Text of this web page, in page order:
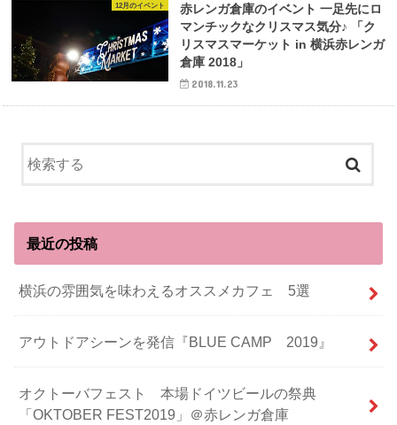
12月のイベント
赤レンガ倉庫のイベント 一足先にロ
マンチックなクリスマス気分♪ 「ク
リスマスマーケット in 横浜赤レンガ
倉庫 2018」
2018.11.23
最近の投稿
横浜の雰囲気を味わえるオススメカフェ 5選
アウトドアシーンを発信『BLUE CAMP 2019』
オクトーバフェスト 本場ドイツビールの祭典
「OKTOBER FEST2019」＠赤レンガ倉庫